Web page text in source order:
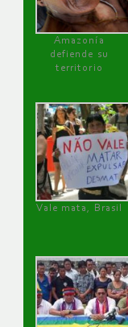
Amazonía
defiende su
territorio
Vale mata, Brasil